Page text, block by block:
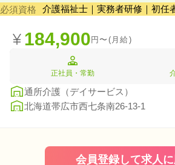
必須資格 介護福祉士｜実務者研修｜初任
184,900円〜(月給)
正社員・常勤
通所介護（デイサービス）
北海道帯広市西七条南26-13-1
会員登録して求人